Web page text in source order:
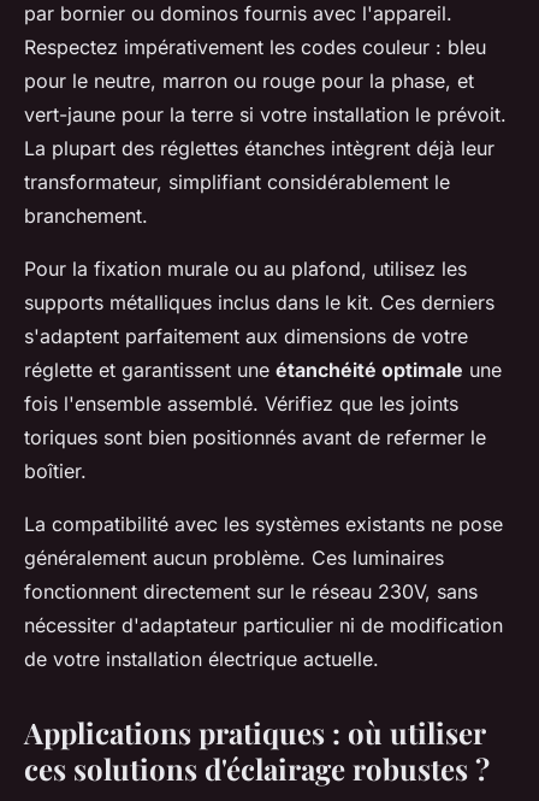
par bornier ou dominos fournis avec l'appareil.
Respectez impérativement les codes couleur : bleu
pour le neutre, marron ou rouge pour la phase, et
vert-jaune pour la terre si votre installation le prévoit.
La plupart des réglettes étanches intègrent déjà leur
transformateur, simplifiant considérablement le
branchement.
Pour la fixation murale ou au plafond, utilisez les
supports métalliques inclus dans le kit. Ces derniers
s'adaptent parfaitement aux dimensions de votre
réglette et garantissent une étanchéité optimale une
fois l'ensemble assemblé. Vérifiez que les joints
toriques sont bien positionnés avant de refermer le
boîtier.
La compatibilité avec les systèmes existants ne pose
généralement aucun problème. Ces luminaires
fonctionnent directement sur le réseau 230V, sans
nécessiter d'adaptateur particulier ni de modification
de votre installation électrique actuelle.
Applications pratiques : où utiliser
ces solutions d'éclairage robustes ?